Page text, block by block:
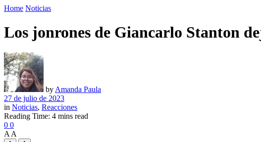
Home Noticias
Los jonrones de Giancarlo Stanton
by Amanda Paula
27 de julio de 2023
in Noticias, Reacciones
Reading Time: 4 mins read
0 0
A A